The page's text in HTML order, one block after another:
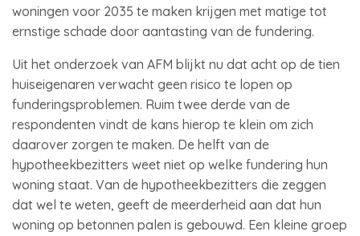
woningen voor 2035 te maken krijgen met matige tot
ernstige schade door aantasting van de fundering.
Uit het onderzoek van AFM blijkt nu dat acht op de tien
huiseigenaren verwacht geen risico te lopen op
funderingsproblemen. Ruim twee derde van de
respondenten vindt de kans hierop te klein om zich
daarover zorgen te maken. De helft van de
hypotheekbezitters weet niet op welke fundering hun
woning staat. Van de hypotheekbezitters die zeggen
dat wel te weten, geeft de meerderheid aan dat hun
woning op betonnen palen is gebouwd. Een kleine groep